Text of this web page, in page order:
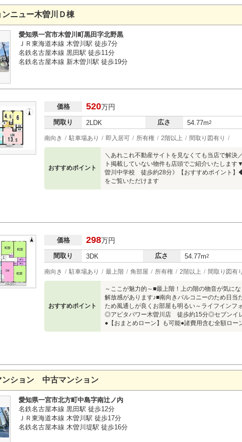
ンニュー木曽川Ｄ棟
愛知県一宮市木曽川町黒田字北野黒
ＪＲ東海道本線 木曽川駅 徒歩7分
名鉄名古屋本線 黒田駅 徒歩11分
名鉄名古屋本線 新木曽川駅 徒歩19分
価格 520万円
間取り 2LDK 広さ 54.77m2
南向き 駐車場あり 即入居可 所有権 2階以上 間取り図有り
おすすめポイント
＼あれこれ不動産サイトを見なくても当店で解
ト掲載していない物件も店頭でご紹介いたしま
曽川中学校 徒歩約28分》【おすすめポイント
をご覧いただけます
価格 298万円
間取り 3DK 広さ 54.77m2
南向き 駐車場あり 最上階 角部屋 所有権 2階以上 間取り図有り
おすすめポイント
～ここが魅力的～■最上階！上の階の物音が気に
解放感があります♪■南向きバルコニーのため日
ため風通しが良くお部屋も明るい～ライフイン
◎アピタパワー木曽川店 徒歩約15分◎セブンイ
●【おまとめローン】も可能●諸費用含む全額ロー
ンション 中古マンション
愛知県一宮市北方町中島字南辻ノ内
名鉄名古屋本線 黒田駅 徒歩12分
ＪＲ東海道本線 木曽川駅 徒歩17分
名鉄名古屋本線 木曽川堤駅 徒歩16分